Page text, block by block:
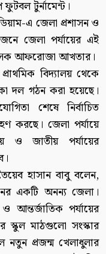
টুর্নামেন্ট।
এ জেলা প্রশাসন ও
জেলা পর্যায়ের এই
আফরোজা আখতার।
বিদ্যালয় থেকে
দল গঠন করা হয়েছে।
শেষে নির্বাচিত
করছে। জেলা পর্যায়ে
ও জাতীয় পর্যায়ের
হাসান বাবু বলেন,
একটি অনন্য জেলা।
আন্তর্জাতিক পর্যায়ের
স্কুল মাঠগুলো সংস্কার
প্রজন্ম খেলাধুলার